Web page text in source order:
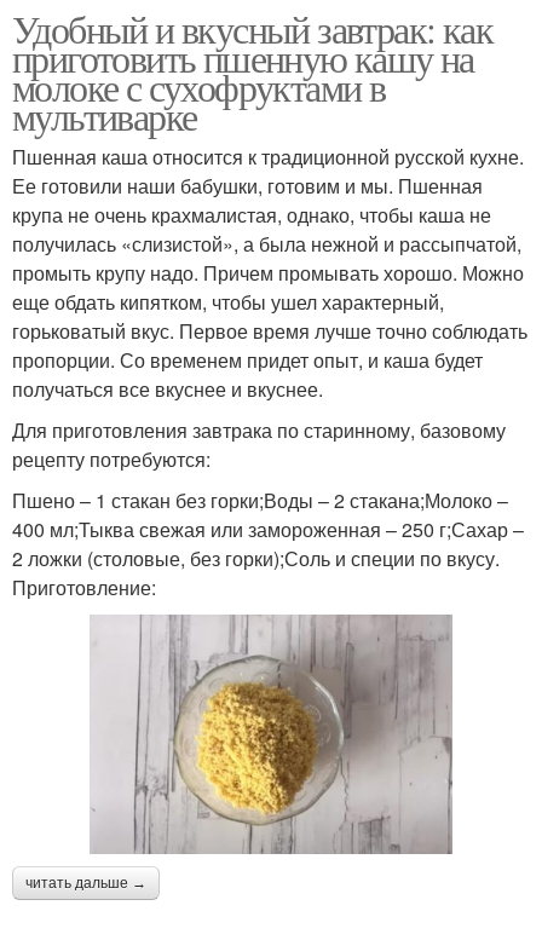
Удобный и вкусный завтрак: как
приготовить пшенную кашу на
молоке с сухофруктами в
мультиварке
Пшенная каша относится к традиционной русской кухне.
Ее готовили наши бабушки, готовим и мы. Пшенная
крупа не очень крахмалистая, однако, чтобы каша не
получилась «слизистой», а была нежной и рассыпчатой,
промыть крупу надо. Причем промывать хорошо. Можно
еще обдать кипятком, чтобы ушел характерный,
горьковатый вкус. Первое время лучше точно соблюдать
пропорции. Со временем придет опыт, и каша будет
получаться все вкуснее и вкуснее.
Для приготовления завтрака по старинному, базовому
рецепту потребуются:
Пшено – 1 стакан без горки;Воды – 2 стакана;Молоко –
400 мл;Тыква свежая или замороженная – 250 г;Сахар –
2 ложки (столовые, без горки);Соль и специи по вкусу.
Приготовление:
читать дальше →